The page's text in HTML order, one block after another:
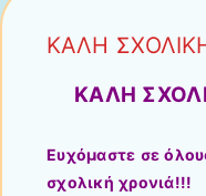
ΚΑΛΗ
ΚΑΛΗ
Ευχόμαστε σε
σχολική χρονιά!!!